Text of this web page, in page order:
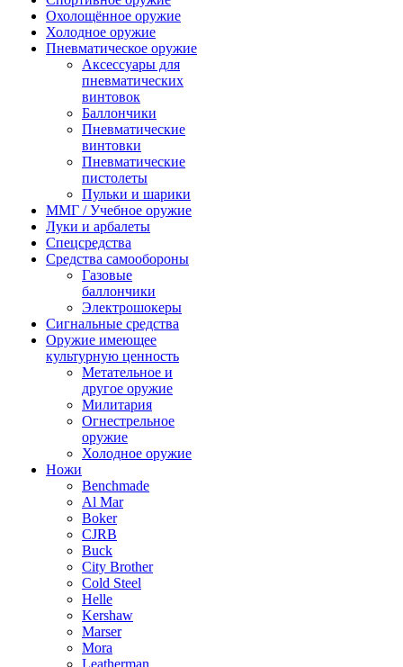
Охолощённое оружие
Холодное оружие
Пневматическое оружие
Аксессуары для
пневматических
винтовок
Баллончики
Пневматические
винтовки
Пневматические
пистолеты
Пульки и шарики
ММГ / Учебное оружие
Луки и арбалеты
Спецсредства
Средства самообороны
Газовые
баллончики
Электрошокеры
Сигнальные средства
Оружие имеющее
культурную ценность
Метательное и
другое оружие
Милитария
Огнестрельное
оружие
Холодное оружие
Ножи
Benchmade
Al Mar
Boker
CJRB
Buck
City Brother
Cold Steel
Helle
Kershaw
Marser
Mora
Leatherman